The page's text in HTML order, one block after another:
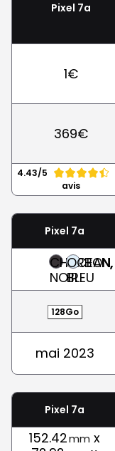
Pixel 7a
1€
369€
4.43/5
avis
Pixel 7a
CHARBON,
NOIR
OCEAN,
BLEU
128Go
mai 2023
Pixel 7a
152.42mm x